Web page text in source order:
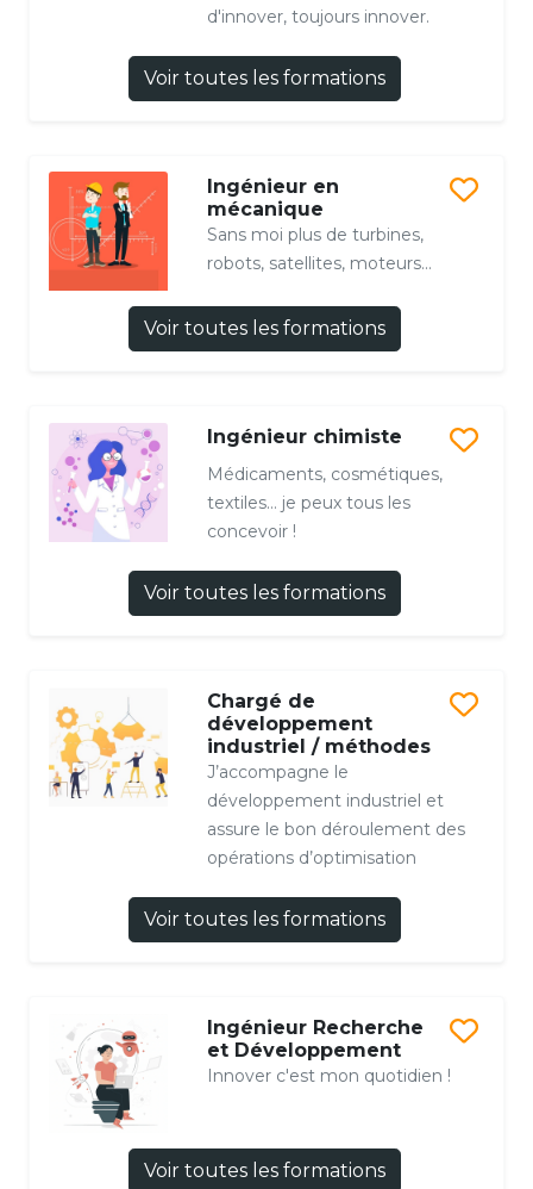
d'innover, toujours innover.
Voir toutes les formations
Ingénieur en
mécanique
Sans moi plus de turbines,
robots, satellites, moteurs...
Voir toutes les formations
Ingénieur chimiste
Médicaments, cosmétiques,
textiles… je peux tous les
concevoir !
Voir toutes les formations
Chargé de
développement
industriel / méthodes
J’accompagne le
développement industriel et
assure le bon déroulement des
opérations d’optimisation
Voir toutes les formations
Ingénieur Recherche
et Développement
Innover c'est mon quotidien !
Voir toutes les formations